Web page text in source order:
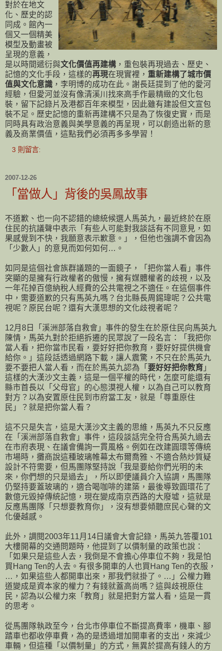
對於在地文
化、歷史的認
同成。館內一
個又一個精美
模型及動畫被
呈現的意義，
是以時間遞衍與文化價值再建構 ，重包裝再現過去、歷史、
記憶的文化手段，這樣的再現在現實裡， 重新建構了城市價
值與文化意識 ，李明博的成功在此。謝長廷提到了他的愛河
經驗，但愛河並沒有像清溪川找來高手作最精緻的文化包
裝，留下記錄片及港都百年來模型，因此雖有建設但文宣包
裝不足。歷史記憶的重新再建構不只是為了恢復史實，而是
同時具有政治意義與美學意義的再呈現，可以創造出新的意
義及商業價值，這點我們必須再多多學習！
3 則留言:
2007-12-26
「當做人」背後的吳鳳故事
不道歉、也一向不認錯的總統候選人馬英九，最近終於在原
住民的抗議聲中表示「有些人可能對我談話有不同意見，如
果感覺到不快，我願意表示歉意。」，但他也強調不會因為
「少數人」的意見而如何如何…。
如同是這個社會族群議題的一面鏡子，「把你當人看」事件
突顯的是擁有行政權者的傲慢，擁有媒體權者的歧視，以及
一年花掉百億納稅人經費的公共電視之不適任。在這個事件
中，需要道歉的只有馬英九嗎？台北縣長周錫瑋呢？公共電
視呢？原民台呢？還有大漢思想的文化歧視者呢？
12月8日「溪洲部落自救會」事件的發生在於原住民向馬英九
陳情，馬英九對於拒絕拆遷的民眾說了一段名言：「我把你
當人看，把你當市民看，要好好把你教育，要好好提供機會
給你。」這段話透過網路下載，讓人震驚，不只在於馬英九
要不要把人當人看，而在於馬英九認為「 要好好把你教育 」
這樣的大漢沙文主義，這是一個平權的時代，怎麼可能還有
縣市首長以「父母官」的心態漠視人權，以為自己可以教育
對方？以為安置原住民到市府當工友，就是「尊重原住
民」？就是把你當人看？
這不只是失言，這是大漢沙文主義的思維，馬英九不只反應
在「溪洲部落自救會」事件，這段談話完全符合馬英九過去
在市府表現、在議會備詢一貫風格。例如在改建圓環等傳統
市場時，攤商說這種玻璃帷幕太布爾喬雅、不適合熱炒質疑
設計不符需要，但馬團隊堅持說「我是要給你們光明的未
來，你們想的只是過去」，所以即便議員介入協調，馬團隊
仍堅持要蓋玻璃的，適合喝咖啡的建築，最後導致圓環花了
數億元毀掉傳統記憶，現在變成南京西路的大廢墟，這就是
反應馬團隊「只想要教育你」，沒有想要傾聽庶民心聲的文
化優越感。
此外，調閱2003年11月14日議會大會記錄，馬英九答覆101
大樓開幕的交通問題時，他提到了以價制量的政策也說：
「如果只是這些人去，我倒是不會擔心停車位不夠，我是怕
買Hang Ten的人去。有很多開車的人也買Hang Ten的衣服，
…，如果這些人都開車出來，那我們就掛了。…」公權力難
道變成是資本家的權力？有錢就蓋高尚嗎？這與歧視原住
民，認為以公權力來「教育」就是把對方當人看，這是一貫
的思考。
從馬團隊執政至今，台北市停車位不斷提高費率，機車、腳
踏車也都收停車費，為的是透過增加開車者的支出，來減少
車輛，但這種「以價制量」的方式，無異於提高有錢人的方